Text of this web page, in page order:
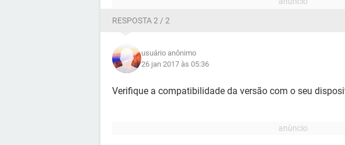
RESPOSTA 2 / 2
usuário anônimo
26 jan 2017 às 05:36
Verifique a compatibilidade da versão com o seu